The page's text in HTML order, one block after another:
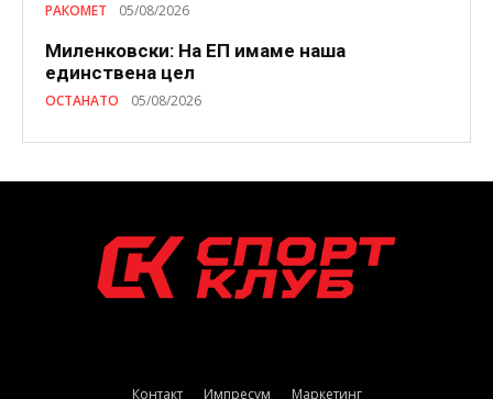
РАКОМЕТ 05/08/2026
Миленковски: На ЕП имаме наша
единствена цел
ОСТАНАТО 05/08/2026
Контакт Импресум Маркетинг